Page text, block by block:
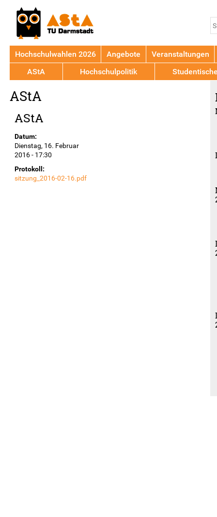
to
top
AStA
AStA
Datum:
Dienstag, 16. Februar
2016 - 17:30
Protokoll:
sitzung_2016-02-16.pdf
Hochschulwahlen 2026 Angebote
Veranstaltungen
AStA
Hochschulpolitik